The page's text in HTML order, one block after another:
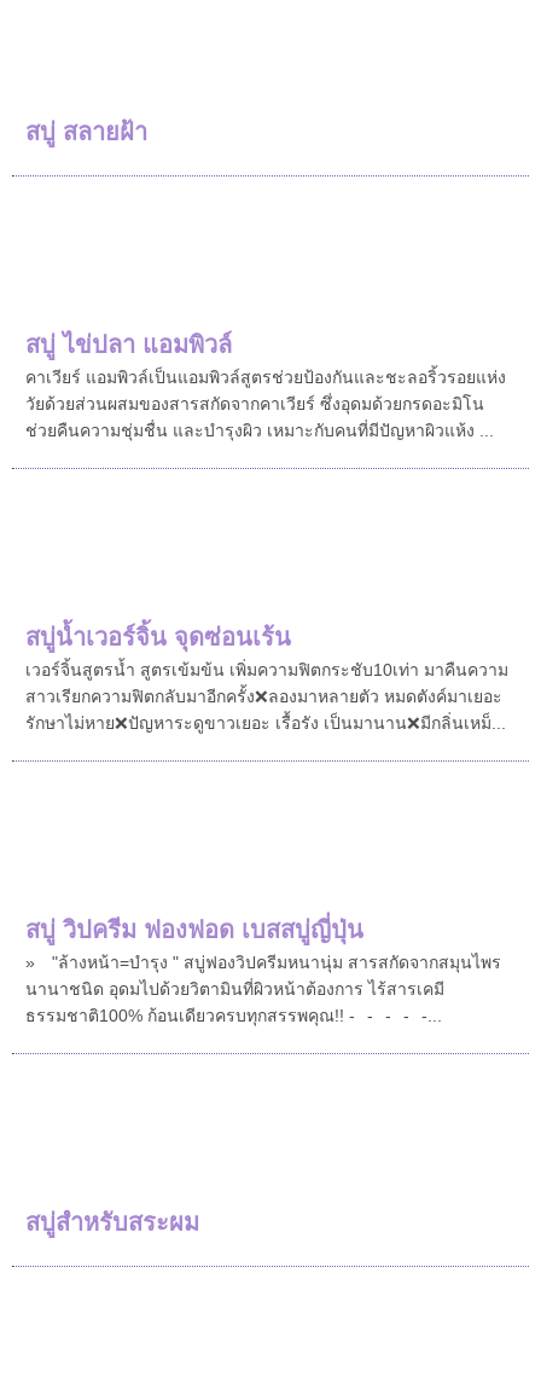
สบู่ สลายฝ้า
สบู่ ไข่ปลา แอมพิวล์
คาเวียร์ แอมพิวล์เป็นแอมพิวล์สูตรช่วยป้องกันและชะลอริ้วรอยแห่ง
วัยด้วยส่วนผสมของสารสกัดจากคาเวียร์ ซึ่งอุดมด้วยกรดอะมิโน
ช่วยคืนความชุ่มชื่น และบำรุงผิว เหมาะกับคนที่มีปัญหาผิวแห้ง ...
สบู่น้ำเวอร์จิ้น จุดซ่อนเร้น
เวอร์จิ้นสูตรน้ำ สูตรเข้มข้น เพิ่มความฟิตกระชับ10เท่า มาคืนความ
สาวเรียกความฟิตกลับมาอีกครั้ง❌ลองมาหลายตัว หมดตังค์มาเยอะ
รักษาไม่หาย❌ปัญหาระดูขาวเยอะ เรื้อรัง เป็นมานาน❌มีกลิ่นเหม็...
สบู่ วิปครีม ฟองฟอด เบสสบู่ญี่ปุ่น
»⠀ "ล้างหน้า=บำรุง " สบู่ฟองวิปครีมหนานุ่ม สารสกัดจากสมุนไพร
นานาชนิด อุดมไปด้วยวิตามินที่ผิวหน้าต้องการ ไร้สารเคมี
ธรรมชาติ100% ก้อนเดียวครบทุกสรรพคุณ!! -⠀-⠀-⠀-⠀-...
สบู่สำหรับสระผม